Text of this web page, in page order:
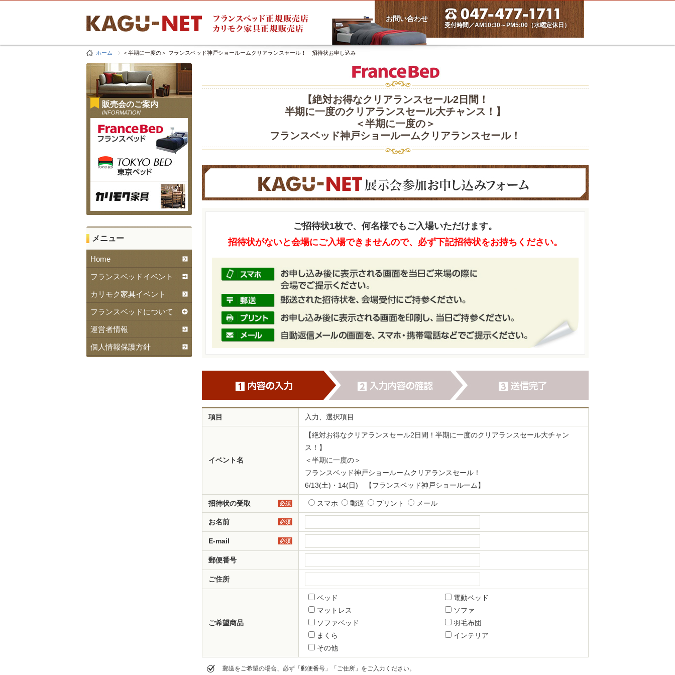
お問い合わせ
受付時間／AM10:30～PM5:00（水曜定休日）
ホーム ＜半期に一度の＞ フランスベッド神戸ショールームクリアランスセール！ 招待状お申し込み
【絶対お得なクリアランスセール2日間！
半期に一度のクリアランスセール大チャンス！】
＜半期に一度の＞
フランスベッド神戸ショールームクリアランスセール！
ご招待状1枚で、何名様でもご入場いただけます。
招待状がないと会場にご入場できませんので、必ず下記招待状をお持ちください。
項目 入力、選択項目
イベント名
【絶対お得なクリアランスセール2日間！半期に一度のクリアランスセール大チャン
ス！】
＜半期に一度の＞
フランスベッド神戸ショールームクリアランスセール！
6/13(土)・14(日) 【フランスベッド神戸ショールーム】
必須
招待状の受取 スマホ 郵送 プリント メール
必須
お名前
必須
E-mail
郵便番号
ご住所
ご希望商品
ベッド
電動ベッド
マットレス
ソファ
ソファベッド
羽毛布団
まくら
インテリア
その他
郵送をご希望の場合、必ず「郵便番号」「ご住所」をご入力ください。
販売会のご案内
INFORMATION
メニュー
Home
フランスベッドイベント
カリモク家具イベント
フランスベッドについて
運営者情報
個人情報保護方針